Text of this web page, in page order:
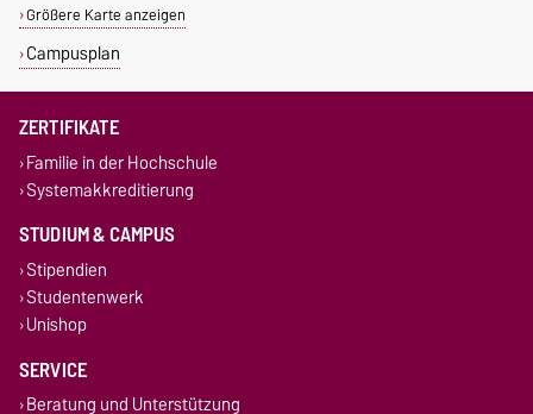
Größere Karte anzeigen
Campusplan
ZERTIFIKATE
Familie in der Hochschule
Systemakkreditierung
STUDIUM & CAMPUS
Stipendien
Studentenwerk
Unishop
SERVICE
Beratung und Unterstützung